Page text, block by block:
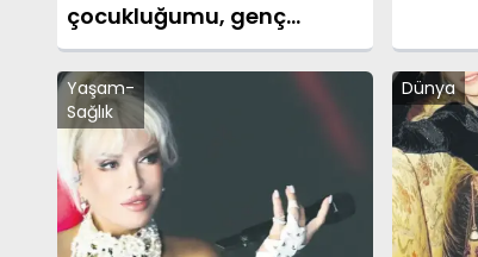
çocukluğumu, genç
kızlığımı yaşayamadım’
Yaşam-
Sağlık
Dünya